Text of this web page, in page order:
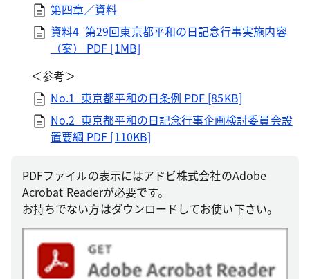
第四章／資料
資料4_第29回東京都平和の日記念行事実施内容
（案） PDF [1MB]
＜参考＞
No.1_東京都平和の日条例 PDF [85KB]
No.2_東京都平和の日記念行事企画検討委員会設
置要綱 PDF [110KB]
PDFファイルの表示にはアドビ株式会社のAdobe
Acrobat Readerが必要です。
お持ちでない方はダウンロードしてお使い下さい。